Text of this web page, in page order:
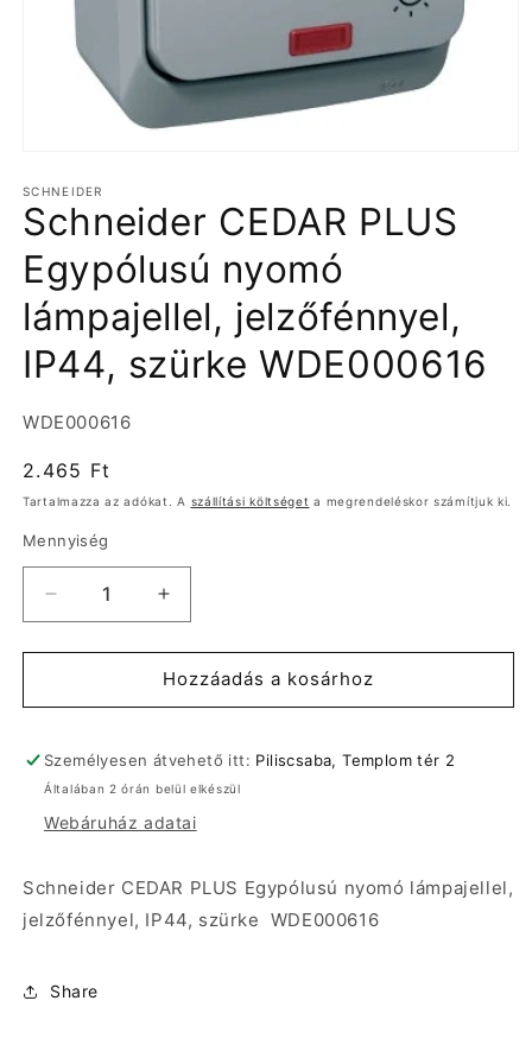
megnyitása
a
modális
SCHNEIDER
Schneider CEDAR PLUS
Egypólusú nyomó
lámpajellel, jelzőfénnyel,
IP44, szürke WDE000616
Termékváltozat:
WDE000616
Normál
ár
2.465 Ft
Tartalmazza az adókat. A szállítási költséget a megrendeléskor számítjuk ki.
Mennyiség
Schneider
CEDAR
PLUS
nyomó
jelzőfénnyel,
IP44,
WDE000616
csökkentése
Schneider
CEDAR
PLUS
Egypólusú
nyomó
jelzőfénnyel,
IP44,
WDE000616
növelése
Hozzáadás a kosárhoz
Személyesen átvehető itt: Piliscsaba, Templom tér 2
Általában 2 órán belül elkészül
Webáruház adatai
Schneider CEDAR PLUS Egypólusú nyomó lámpajellel,
jelzőfénnyel, IP44, szürke WDE000616
Share